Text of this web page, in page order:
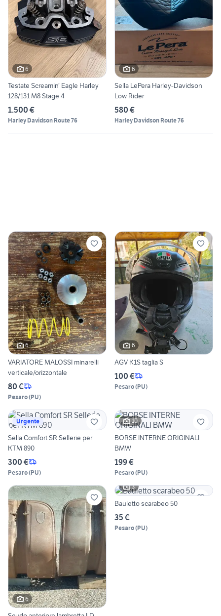
6
Testate Screamin’ Eagle Harley
128/131 M8 Stage 4
1.500 €
Harley Davidson Route 76
6
Sella LePera Harley-Davidson
Low Rider
580 €
Harley Davidson Route 76
6
VARIATORE MALOSSI minarelli
verticale/orizzontale
80 €
Pesaro(PU)
6
AGV K1S taglia S
100 €
Pesaro(PU)
Urgente
Sella Comfort SR Sellerie per
KTM 890
300 €
Pesaro(PU)
10
BORSE INTERNE ORIGINALI
BMW
199 €
Pesaro(PU)
6
3
Bauletto scarabeo 50
35 €
Pesaro(PU)